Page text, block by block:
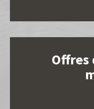
Offres